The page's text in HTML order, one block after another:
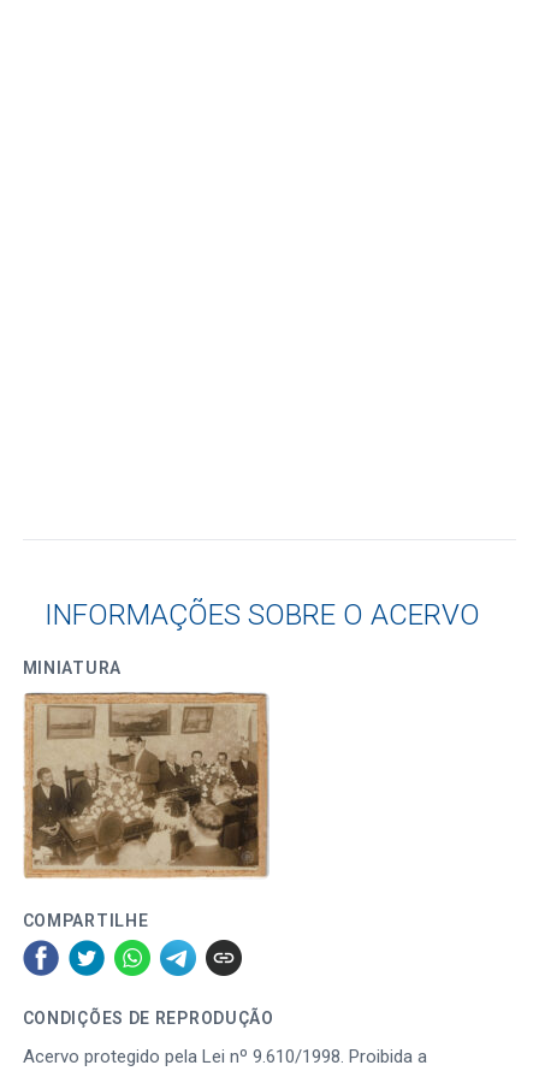
INFORMAÇÕES SOBRE O ACERVO
MINIATURA
COMPARTILHE
CONDIÇÕES DE REPRODUÇÃO
Acervo protegido pela Lei nº 9.610/1998. Proibida a